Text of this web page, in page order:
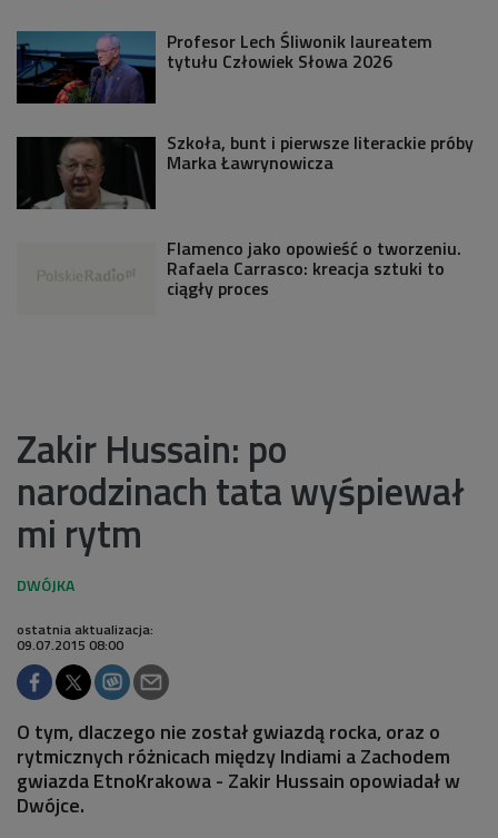
Profesor Lech Śliwonik laureatem
tytułu Człowiek Słowa 2026
Szkoła, bunt i pierwsze literackie próby
Marka Ławrynowicza
Flamenco jako opowieść o tworzeniu.
Rafaela Carrasco: kreacja sztuki to
ciągły proces
Zakir Hussain: po
narodzinach tata wyśpiewał
mi rytm
ostatnia aktualizacja:
09.07.2015 08:00
O tym, dlaczego nie został gwiazdą rocka, oraz o
rytmicznych różnicach między Indiami a Zachodem
gwiazda EtnoKrakowa - Zakir Hussain opowiadał w
Dwójce.